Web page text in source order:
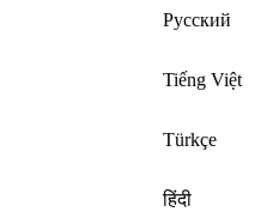
Русский
Tiếng Việt
Türkçe
हिंदी